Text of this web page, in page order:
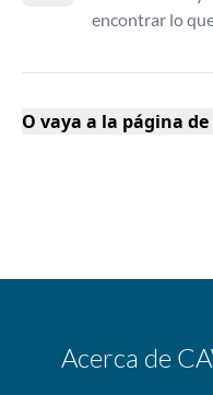
encontrar lo
O vaya a la página
Acerca de